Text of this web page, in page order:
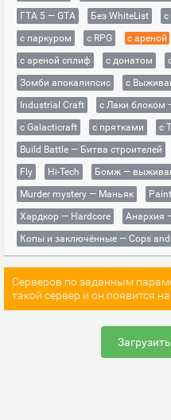
ГТА 5 — GTA
Без WhiteList
с
с паркуром
с RPG с ареной
с ареной сплиф
с донатом
Зомби апокалипсис
с
Industrial Craft
с Лаки блоком
с Galacticraft
с прятками с
Build Battle — Битва строителей
Fly
Hi-Tech
Бомж —
Murder mystery — Маньяк
Хардкор — Hardcore
Анархия
Копы и заключённые — Cops and
Серверов по заданным
такой сервер и он появится